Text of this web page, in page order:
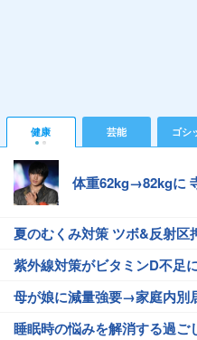
健康 芸能 ゴシ
体重62kg→82kgに
夏のむくみ対策 ツボ&反射区
紫外線対策がビタミンD不足
母が娘に減量強要→家庭内別
睡眠時の悩みを解消する過ご